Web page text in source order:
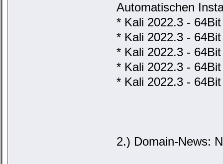
Automatischen
* Kali 2022.3 -
* Kali 2022.3 -
* Kali 2022.3 -
* Kali 2022.3 -
* Kali 2022.3 -
2.) Domain-News: